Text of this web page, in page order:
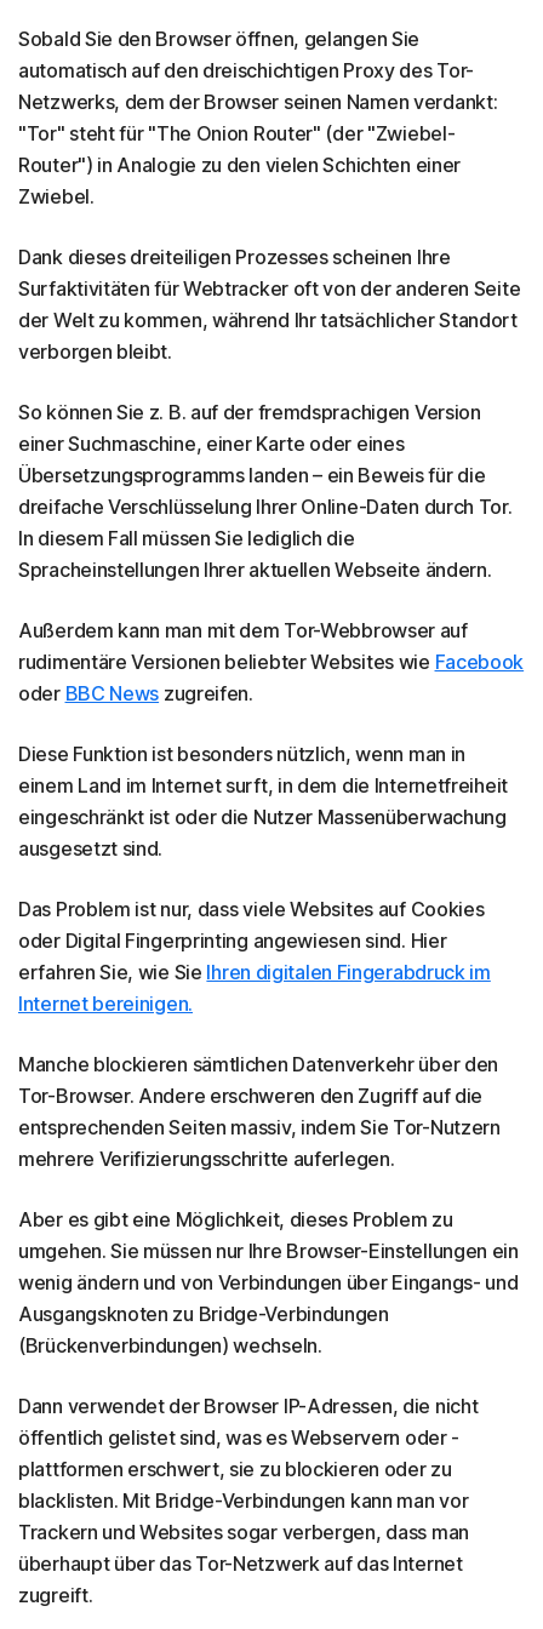
Sobald Sie den Browser öffnen, gelangen Sie
automatisch auf den dreischichtigen Proxy des Tor-
Netzwerks, dem der Browser seinen Namen verdankt:
"Tor" steht für "The Onion Router" (der "Zwiebel-
Router") in Analogie zu den vielen Schichten einer
Zwiebel.
Dank dieses dreiteiligen Prozesses scheinen Ihre
Surfaktivitäten für Webtracker oft von der anderen Seite
der Welt zu kommen, während Ihr tatsächlicher Standort
verborgen bleibt.
So können Sie z. B. auf der fremdsprachigen Version
einer Suchmaschine, einer Karte oder eines
Übersetzungsprogramms landen – ein Beweis für die
dreifache Verschlüsselung Ihrer Online-Daten durch Tor.
In diesem Fall müssen Sie lediglich die
Spracheinstellungen Ihrer aktuellen Webseite ändern.
Außerdem kann man mit dem Tor-Webbrowser auf
rudimentäre Versionen beliebter Websites wie Facebook
oder BBC News zugreifen.
Diese Funktion ist besonders nützlich, wenn man in
einem Land im Internet surft, in dem die Internetfreiheit
eingeschränkt ist oder die Nutzer Massenüberwachung
ausgesetzt sind.
Das Problem ist nur, dass viele Websites auf Cookies
oder Digital Fingerprinting angewiesen sind. Hier
erfahren Sie, wie Sie Ihren digitalen Fingerabdruck im
Internet bereinigen.
Manche blockieren sämtlichen Datenverkehr über den
Tor-Browser. Andere erschweren den Zugriff auf die
entsprechenden Seiten massiv, indem Sie Tor-Nutzern
mehrere Verifizierungsschritte auferlegen.
Aber es gibt eine Möglichkeit, dieses Problem zu
umgehen. Sie müssen nur Ihre Browser-Einstellungen ein
wenig ändern und von Verbindungen über Eingangs- und
Ausgangsknoten zu Bridge-Verbindungen
(Brückenverbindungen) wechseln.
Dann verwendet der Browser IP-Adressen, die nicht
öffentlich gelistet sind, was es Webservern oder -
plattformen erschwert, sie zu blockieren oder zu
blacklisten. Mit Bridge-Verbindungen kann man vor
Trackern und Websites sogar verbergen, dass man
überhaupt über das Tor-Netzwerk auf das Internet
zugreift.